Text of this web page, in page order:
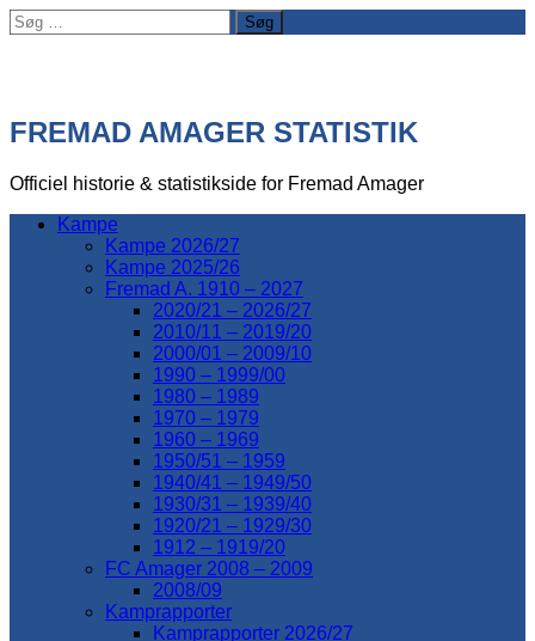
Søg
efter:
FREMAD AMAGER STATISTIK
Officiel historie & statistikside for Fremad Amager
Kampe
Kampe 2026/27
Kampe 2025/26
Fremad A. 1910 – 2027
2020/21 – 2026/27
2010/11 – 2019/20
2000/01 – 2009/10
1990 – 1999/00
1980 – 1989
1970 – 1979
1960 – 1969
1950/51 – 1959
1940/41 – 1949/50
1930/31 – 1939/40
1920/21 – 1929/30
1912 – 1919/20
FC Amager 2008 – 2009
2008/09
Kamprapporter
Kamprapporter 2026/27